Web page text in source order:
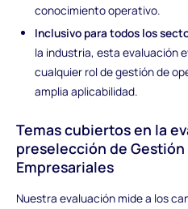
conocimiento operativo.
Inclusivo para todos los
la industria, esta evaluación
cualquier rol de gestión de
amplia aplicabilidad.
Temas cubiertos en la
preselección de
Empresariales
Nuestra evaluación mide a los